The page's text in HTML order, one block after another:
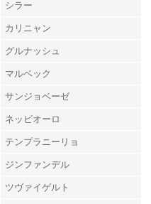
シラー
カリニャン
グルナッシュ
マルベック
サンジョベーゼ
ネッビオーロ
テンプラニーリョ
ジンファンデル
ツヴァイゲルト